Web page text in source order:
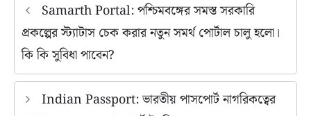
Samarth Portal: পশ্চিমবঙ্গের সমস্ত সরকারি
প্রকল্পের স্ট্যাটাস চেক করার নতুন সমর্থ পোর্টাল চালু হলো।
কি কি সুবিধা পাবেন?
Indian Passport: ভারতীয় পাসপোর্ট নাগরিকত্বের